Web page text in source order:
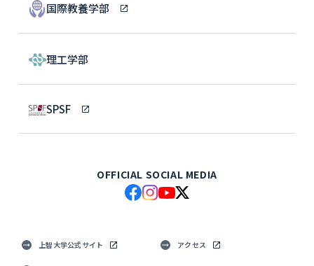
国際教養学部
理工学部
SPSF
OFFICIAL SOCIAL MEDIA
上智大学公式サイト アクセス